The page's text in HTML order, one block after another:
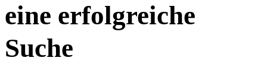
eine erfolgreiche
Suche